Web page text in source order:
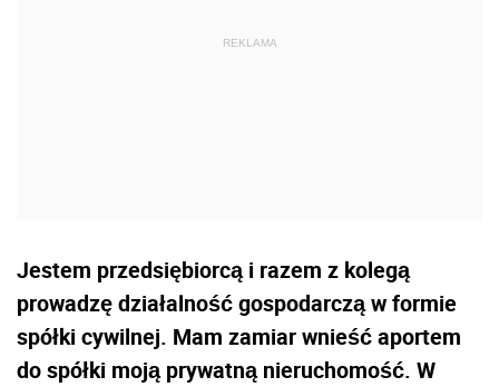
Jestem przedsiębiorcą i razem z kolegą
prowadzę działalność gospodarczą w formie
spółki cywilnej. Mam zamiar wnieść aportem
do spółki moją prywatną nieruchomość. W